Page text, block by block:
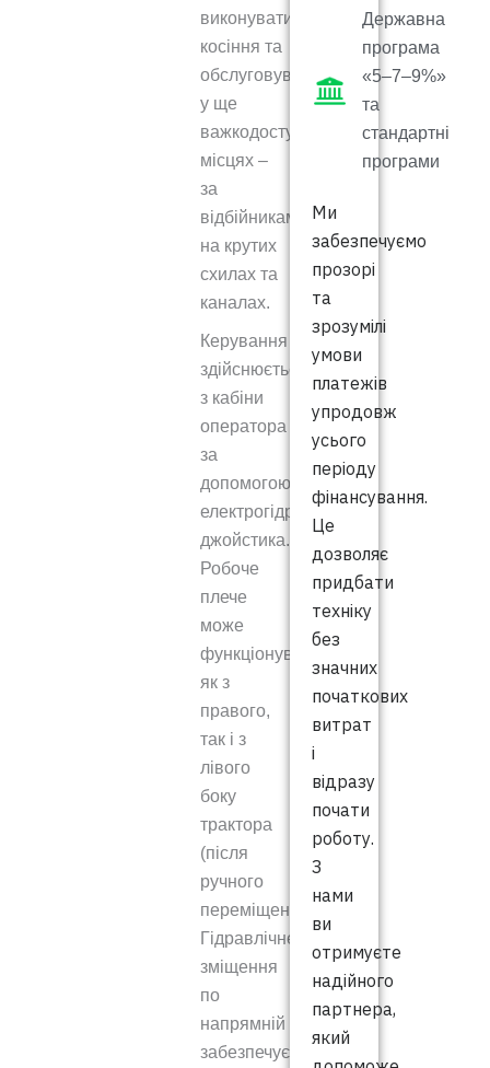
виконувати
косіння та
обслуговування
у ще
важкодоступніших
місцях –
за
відбійниками,
на крутих
схилах та
каналах.
Керування
здійснюється
з кабіни
оператора
за
допомогою
електрогідравлічного
джойстика.
Робоче
плече
може
функціонувати
як з
правого,
так і з
лівого
боку
трактора
(після
ручного
переміщення).
Гідравлічне
зміщення
по
напрямній
забезпечує
Державна
програма
«5–7–9%»
та
стандартні
програми
Ми
забезпечуємо
прозорі
та
зрозумілі
умови
платежів
упродовж
усього
періоду
фінансування.
Це
дозволяє
придбати
техніку
без
значних
початкових
витрат
і
відразу
почати
роботу.
З
нами
ви
отримуєте
надійного
партнера,
який